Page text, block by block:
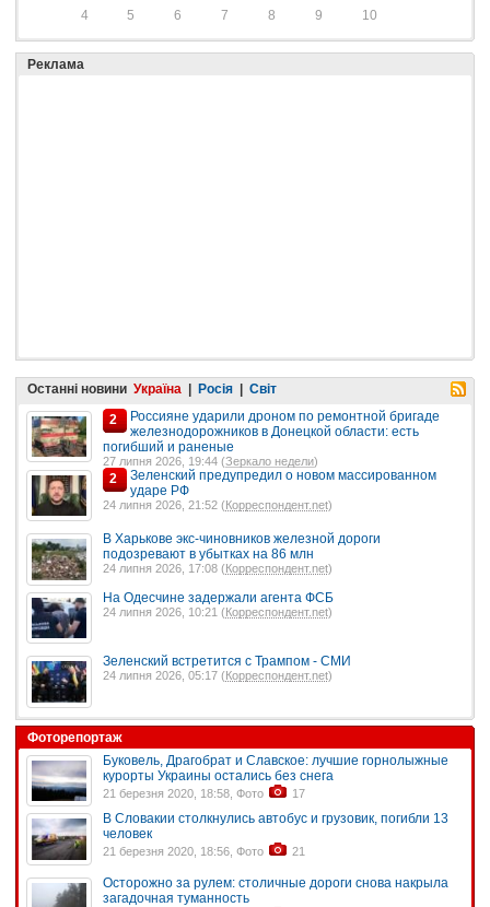
4
5 6 7 8 9 10
Реклама
Останні новини Україна | Росія | Світ
2
Россияне ударили дроном по ремонтной бригаде
железнодорожников в Донецкой области: есть
погибший и раненые
27 липня 2026, 19:44 (Зеркало недели)
2
Зеленский предупредил о новом массированном
ударе РФ
24 липня 2026, 21:52 (Корреспондент.net)
В Харькове экс-чиновников железной дороги
подозревают в убытках на 86 млн
24 липня 2026, 17:08 ( Корреспондент.net)
На Одесчине задержали агента ФСБ
24 липня 2026, 10:21 (Корреспондент.net)
Зеленский встретится с Трампом - СМИ
24 липня 2026, 05:17 ( Корреспондент.net)
Фоторепортаж
Буковель, Драгобрат и Славское: лучшие горнолыжные
курорты Украины остались без снега
21 березня 2020, 18:58, Фото 17
В Словакии столкнулись автобус и грузовик, погибли 13
человек
21 березня 2020, 18:56, Фото 21
Осторожно за рулем: столичные дороги снова накрыла
загадочная туманность